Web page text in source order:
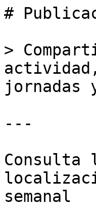
#
>
jornadas
---
semanal